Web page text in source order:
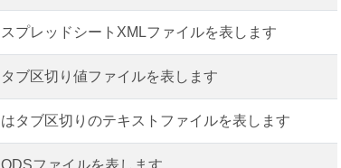
スプレッドシートXMLファイルを表します
タブ区切り値ファイルを表します
はタブ区切りのテキストファイルを表します
ODSファイルを表します